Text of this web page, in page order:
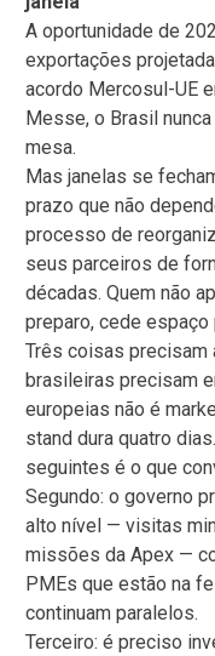
A oportunidade de
exportações
acordo Mercosul-UE
Messe, o Brasil
mesa.
Mas janelas se
prazo que não
processo de
seus parceiros de
décadas. Quem não
preparo, cede espaço
Três coisas precisam
brasileiras precisam
europeias não é
stand dura quatro
seguintes é o que
Segundo: o governo
alto nível — visitas
missões da Apex —
PMEs que estão na
continuam paralelos.
Terceiro: é preciso